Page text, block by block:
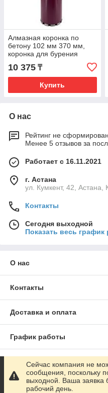
Алмазная коронка по
бетону 102 мм 370 мм,
коронка для бурения
отверстий
10 375 ₸
Купить
О нас
Рейтинг не сформирован
Менее 5 отзывов за
Работает с 16.11.2021
г. Астана
ул. Кумкент, 42, Астана,
Контакты
Сегодня выходной
Показать весь график
О нас
Контакты
Доставка и оплата
График работы
Полная версия сайта
Сайт создан на
Сейчас компания не
сообщения, поскольку
выходной. Ваша заявка
рабочий день.